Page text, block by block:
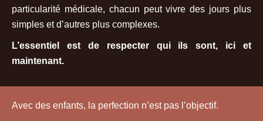
particularité médicale, chacun peut vivre des jours plus
simples et d’autres plus complexes.
L’essentiel est de respecter qui ils sont, ici et
maintenant.
Avec des enfants, la perfection n’est pas l’objectif.